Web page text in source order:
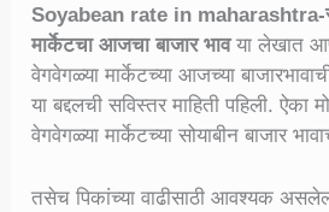
Soyabean rate in maharashtra-
मार्केटचा आजचा बाजार भावया लेखात
वेगवेगळ्या मार्केटच्या आजच्या
या बद्दलची सविस्तर माहिती पहिली. ऐका
वेगवेगळ्या मार्केटच्या सोयाबीन बाजार
तसेच पिकांच्या वाढीसाठी आवश्यक